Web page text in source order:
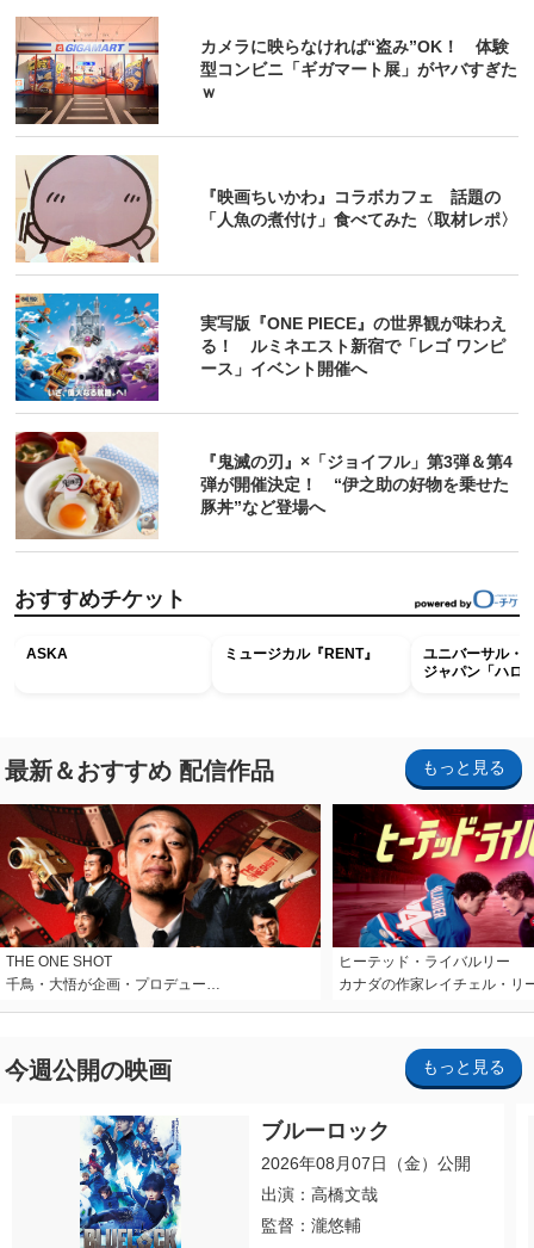
カメラに映らなければ“盗み”OK！ 体験
型コンビニ「ギガマート展」がヤバすぎた
ｗ
『映画ちいかわ』コラボカフェ 話題の
「人魚の煮付け」食べてみた〈取材レポ〉
実写版『ONE PIECE』の世界観が味わえ
る！ ルミネエスト新宿で「レゴ ワンピ
ース」イベント開催へ
『鬼滅の刃』×「ジョイフル」第3弾＆第4
弾が開催決定！ “伊之助の好物を乗せた
豚丼”など登場へ
おすすめチケット
ASKA ミュージカル『RENT』
ユニバーサル・
ジャパン「ハロ
最新＆おすすめ 配信作品 もっと見る
THE ONE SHOT
千鳥・大悟が企画・プロデュー…
ヒーテッド・ライバルリー
カナダの作家レイチェル・リ
今週公開の映画 もっと見る
ブルーロック
2026年08月07日（金）公開
出演：高橋文哉
監督：瀧悠輔